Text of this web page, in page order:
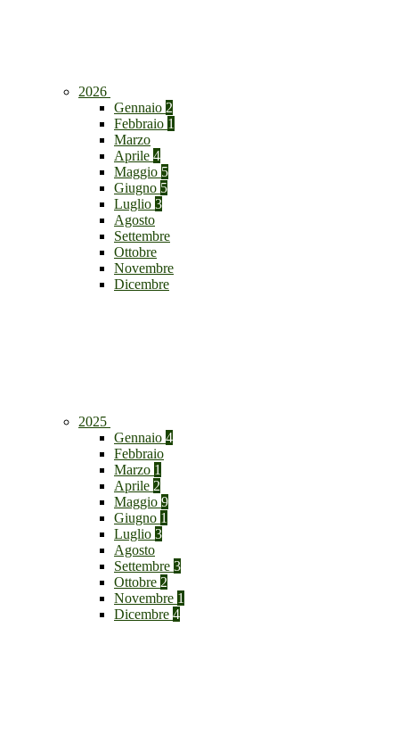
2026
Gennaio 2
Febbraio 1
Marzo
Aprile 4
Maggio 5
Giugno 5
Luglio 3
Agosto
Settembre
Ottobre
Novembre
Dicembre
2025
Gennaio 4
Febbraio
Marzo 1
Aprile 2
Maggio 9
Giugno 1
Luglio 3
Agosto
Settembre 3
Ottobre 2
Novembre 1
Dicembre 4